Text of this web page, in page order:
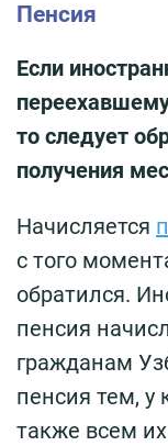
Пенсия
Если
то следует
получения
Начисляется
с того
обратился.
пенсия
гражданам
пенсия тем, у
также всем